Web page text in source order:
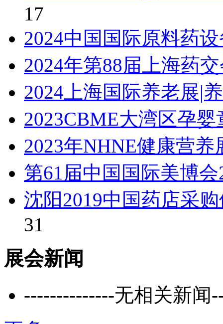
17
2024中国国际原料药
2024年第88届上海药
2024上海国际养老展|
2023CBME大湾区孕
2023年NHNE健康营养
第61届中国国际美博
沈阳2019中国药店采
31
展会新闻
--------------无相关新闻